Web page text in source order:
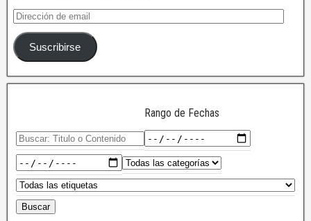
Suscribirse
Rango de Fechas